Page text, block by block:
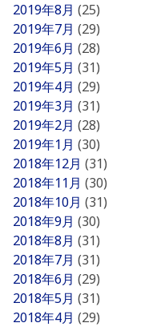
2019年8月 (25)
2019年7月 (29)
2019年6月 (28)
2019年5月 (31)
2019年4月 (29)
2019年3月 (31)
2019年2月 (28)
2019年1月 (30)
2018年12月 (31)
2018年11月 (30)
2018年10月 (31)
2018年9月 (30)
2018年8月 (31)
2018年7月 (31)
2018年6月 (29)
2018年5月 (31)
2018年4月 (29)